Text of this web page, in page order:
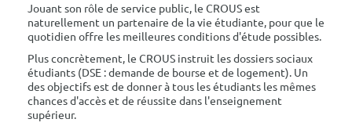
Jouant son rôle de service public, le CROUS est
naturellement un partenaire de la vie étudiante, pour que le
quotidien offre les meilleures conditions d'étude possibles.
Plus concrètement, le CROUS instruit les dossiers sociaux
étudiants (DSE : demande de bourse et de logement). Un
des objectifs est de donner à tous les étudiants les mêmes
chances d'accès et de réussite dans l'enseignement
supérieur.